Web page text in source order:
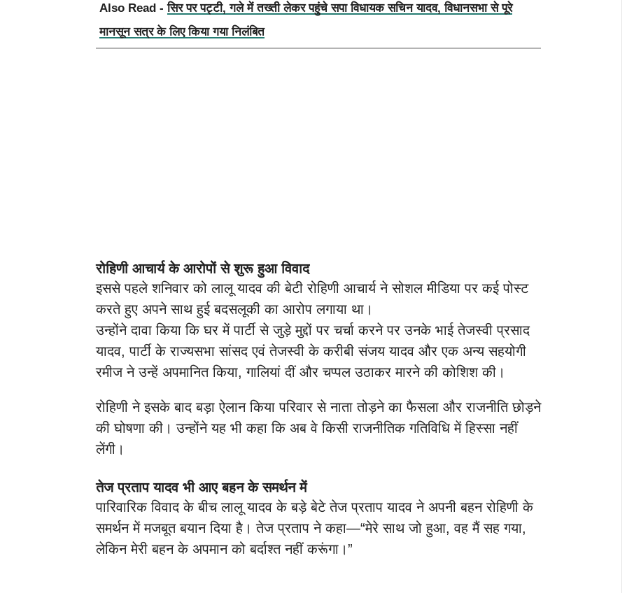
Also Read -सिर पर पट्टी, गले में तख्ती लेकर पहुंचे सपा विधायक सचिन यादव, विधानसभा से पूरे
मानसून सत्र के लिए किया गया निलंबित
रोहिणी आचार्य के आरोपों से शुरू हुआ विवाद
इससे पहले शनिवार को लालू यादव की बेटी रोहिणी आचार्य ने सोशल मीडिया पर कई पोस्ट
करते हुए अपने साथ हुई बदसलूकी का आरोप लगाया था।
उन्होंने दावा किया कि घर में पार्टी से जुड़े मुद्दों पर चर्चा करने पर उनके भाई तेजस्वी प्रसाद
यादव, पार्टी के राज्यसभा सांसद एवं तेजस्वी के करीबी संजय यादव और एक अन्य सहयोगी
रमीज ने उन्हें अपमानित किया, गालियां दीं और चप्पल उठाकर मारने की कोशिश की।
रोहिणी ने इसके बाद बड़ा ऐलान किया परिवार से नाता तोड़ने का फैसला और राजनीति छोड़ने
की घोषणा की। उन्होंने यह भी कहा कि अब वे किसी राजनीतिक गतिविधि में हिस्सा नहीं
लेंगी।
तेज प्रताप यादव भी आए बहन के समर्थन में
पारिवारिक विवाद के बीच लालू यादव के बड़े बेटे तेज प्रताप यादव ने अपनी बहन रोहिणी के
समर्थन में मजबूत बयान दिया है। तेज प्रताप ने कहा—“मेरे साथ जो हुआ, वह मैं सह गया,
लेकिन मेरी बहन के अपमान को बर्दाश्त नहीं करूंगा।”